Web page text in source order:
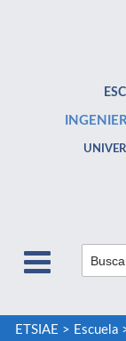
ETSIAE > Escuela